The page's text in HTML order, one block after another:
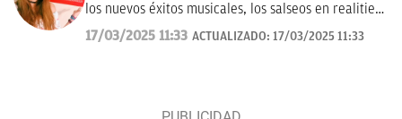
los nuevos éxitos musicales, los salseos en realities,
los dramas de las series turcas, ¡y del Benidorm
17/03/2025 11:33 ACTUALIZADO: 17/03/2025 11:33